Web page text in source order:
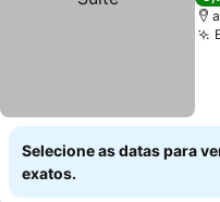
Selecione as datas para
exatos.